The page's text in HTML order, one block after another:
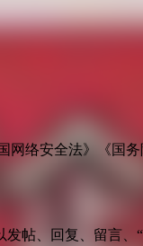
络安全法》《国
帖、回复、留言、